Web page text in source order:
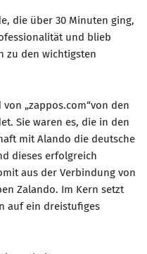
die über 30 Minuten ging,
und blieb
zu den wichtigsten
„zappos.com“von den
Sie waren es, die in den
mit Alando die deutsche
dieses erfolgreich
aus der Verbindung von
Zalando. Im Kern setzt
auf ein dreistufiges